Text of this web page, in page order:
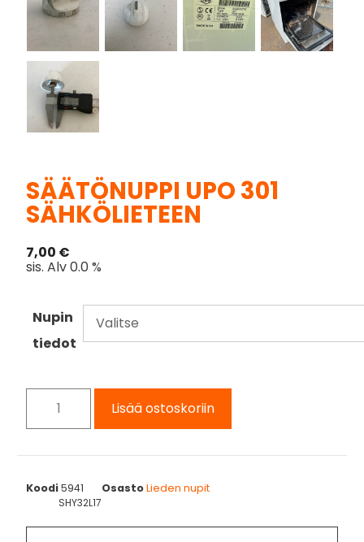
SÄÄTÖNUPPI UPO 301
SÄHKÖLIETEEN
7,00 €
sis. Alv 0.0 %
Nupin
tiedot
Lisää ostoskoriin
Koodi5941 OsastoLieden nupit
SHY32L17